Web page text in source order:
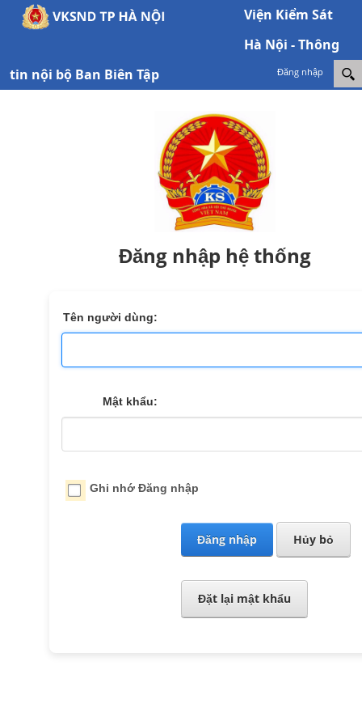
Viện Kiểm Sát
Hà Nội - Thông
tin nội bộ Ban Biên Tập
Đăng nhập
Đăng nhập hệ thống
Tên người dùng:
Mật khẩu:
Ghi nhớ Đăng nhập
Đăng nhập Hủy bỏ
Đặt lại mật khẩu